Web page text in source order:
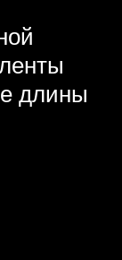
длины